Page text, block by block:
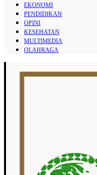
EKONOMI
PENDIDIKAN
OPINI
KESEHATAN
MULTIMEDIA
OLAHRAGA